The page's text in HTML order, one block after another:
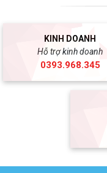
KINH DOANH
Hỗ trợ kinh doanh
0393.968.345